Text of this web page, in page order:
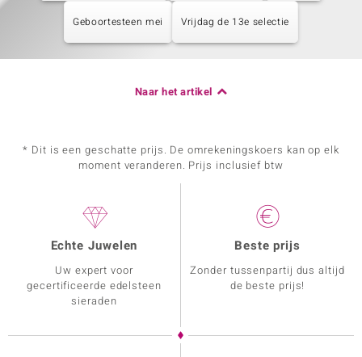
Geboortesteen mei Vrijdag de 13e selectie
Naar het artikel
* Dit is een geschatte prijs. De omrekeningskoers kan op elk
moment veranderen. Prijs inclusief btw
Echte Juwelen
Uw expert voor
gecertificeerde edelsteen
sieraden
Beste prijs
Zonder tussenpartij dus altijd
de beste prijs!